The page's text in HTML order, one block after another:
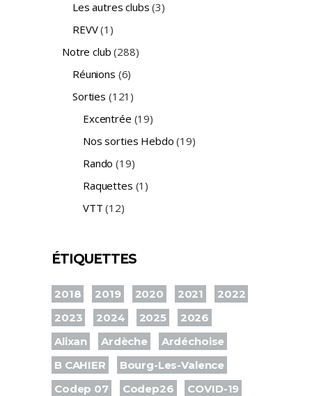
Les autres clubs (3)
REVV(1)
Notre club (288)
Réunions (6)
Sorties (121)
Excentrée (19)
Nos sorties Hebdo (19)
Rando (19)
Raquettes (1)
VTT (12)
ÉTIQUETTES
2018 2019 2020 2021
2022
2023
2024 2025
2026
Alixan
Ardèche
Ardéchoise
B CAHIER
Bourg-Les-Valence
Codep 07
Codep26
COVID-19